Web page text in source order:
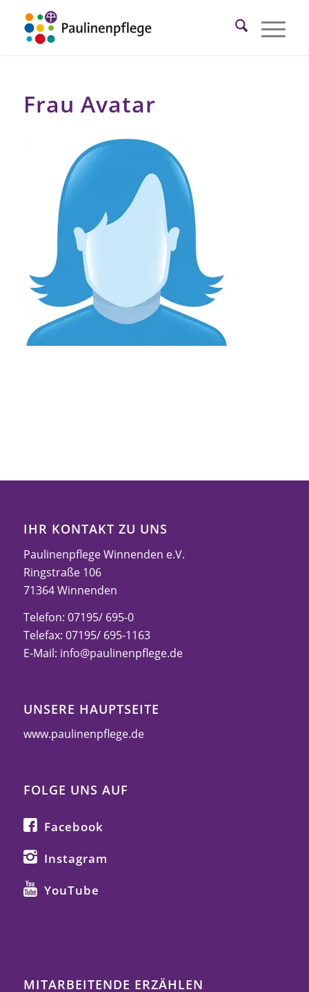
Frau Avatar
IHR KONTAKT ZU UNS
Paulinenpflege Winnenden e.V.
Ringstraße 106
71364 Winnenden
Telefon: 07195/ 695-0
Telefax: 07195/ 695-1163
E-Mail: info@paulinenpflege.de
UNSERE HAUPTSEITE
www.paulinenpflege.de
FOLGE UNS AUF
Facebook
Instagram
YouTube
MITARBEITENDE ERZÄHLEN